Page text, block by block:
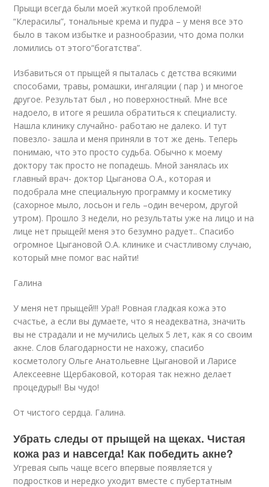
Прыщи всегда были моей жуткой проблемой!
“Клерасилы”, тональные крема и пудра – у меня все это
было в таком избытке и разнообразии, что дома полки
ломились от этого“богатства”.
Избавиться от прыщей я пыталась с детства всякими
способами, травы, ромашки, ингаляции ( пар ) и многое
другое. Результат был , но поверхностный. Мне все
надоело, в итоге я решила обратиться к специалисту.
Нашла клинику случайно- работаю не далеко. И тут
повезло- зашла и меня приняли в тот же день. Теперь
понимаю, что это просто судьба. Обычно к моему
доктору так просто не попадешь. Мной занялась их
главный врач- доктор Цыганова О.А., которая и
подобрала мне специальную программу и косметику
(сахорное мыло, лосьон и гель –один вечером, другой
утром). Прошло 3 недели, но результаты уже на лицо и на
лице нет прыщей! меня это безумно радует.. Спасибо
огромное Цыгановой О.А. клинике и счастливому случаю,
который мне помог вас найти!
Галина
У меня нет прыщей!!! Ура!! Ровная гладкая кожа это
счастье, а если вы думаете, что я неадекватна, значить
вы не страдали и не мучились целых 5 лет, как я со своим
акне. Слов благодарности не нахожу, спасибо
косметологу Ольге Анатольевне Цыгановой и Ларисе
Алексеевне Щербаковой, которая так нежно делает
процедуры!! Вы чудо!
От чистого сердца. Галина.
Убрать следы от прыщей на щеках. Чистая
кожа раз и навсегда! Как победить акне?
Угревая сыпь чаще всего впервые появляется у
подростков и нередко уходит вместе с пубертатным